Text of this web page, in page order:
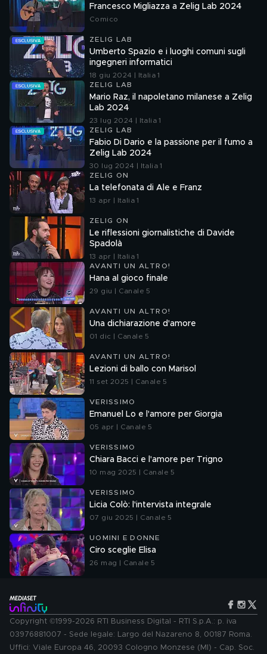
Francesco Migliazza a Zelig Lab 2024
Comico
ZELIG LAB
Umberto Spazio e i luoghi comuni sugli
ingegneri informatici
18 giu 2024 | Italia 1
ZELIG LAB
Mario Raz, il napoletano milanese a Zelig
Lab 2024
23 lug 2024 | Italia 1
ZELIG LAB
Fabio Di Dario e la passione per il fumo a
Zelig Lab 2024
30 lug 2024 | Italia 1
ZELIG ON
La telefonata di Ale e Franz
13 apr | Italia 1
ZELIG ON
Le riflessioni giornalistiche di Davide
Spadolà
13 apr | Italia 1
AVANTI UN ALTRO!
Hana al gioco finale
29 giu | Canale 5
AVANTI UN ALTRO!
Una dichiarazione d'amore
01 dic | Canale 5
AVANTI UN ALTRO!
Lezioni di ballo con Marisol
11 set 2025 | Canale 5
VERISSIMO
Emanuel Lo e l'amore per Giorgia
05 apr | Canale 5
VERISSIMO
Chiara Bacci e l'amore per Trigno
10 mag 2025 | Canale 5
VERISSIMO
Licia Colò: l'intervista integrale
07 giu 2025 | Canale 5
UOMINI E DONNE
Ciro sceglie Elisa
26 mag | Canale 5
Copyright ©1999-2026 RTI Business Digital - RTI S.p.A.: p. iva
03976881007 - Sede legale: Largo del Nazareno 8, 00187 Roma.
Uffici: Viale Europa 46, 20093 Cologno Monzese (MI) - Cap. Soc.